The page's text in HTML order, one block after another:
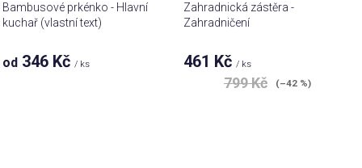
Bambusové prkénko - Hlavní
kuchař (vlastní text)
od 346 Kč/ ks
Zahradnická zástěra -
Zahradničení
461 Kč/ ks
799 Kč (–42 %)